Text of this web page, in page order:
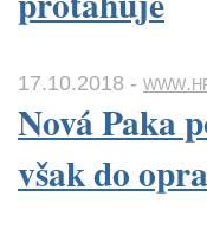
17.10.2018 -
Nová Paka
však do